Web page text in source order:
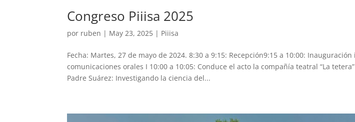
Congreso Piiisa 2025
por ruben | May 23, 2025 | Piiisa
Fecha: Martes, 27 de mayo de 2024. 8:30 a 9:15: Recepción9:15 a 10:00:
comunicaciones orales I 10:00 a 10:05: Conduce el acto la compañía teatral “La
Padre Suárez: Investigando la ciencia del...